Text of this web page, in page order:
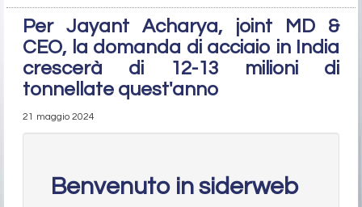
Per Jayant Acharya, joint MD &
CEO, la domanda di acciaio in India
crescerà di 12-13 milioni di
tonnellate quest'anno
21 maggio 2024
Benvenuto in siderweb